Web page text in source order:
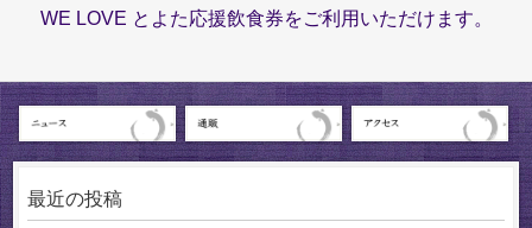
WE LOVE とよた応援飲食券をご利用いただけます。
最近の投稿